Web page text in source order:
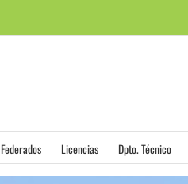
Federados Licencias Dpto. Técnico